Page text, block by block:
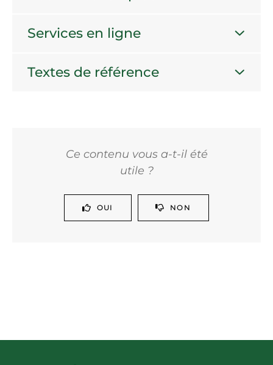
Services en ligne
Textes de référence
Ce contenu vous a-t-il été
utile ?
OUI NON